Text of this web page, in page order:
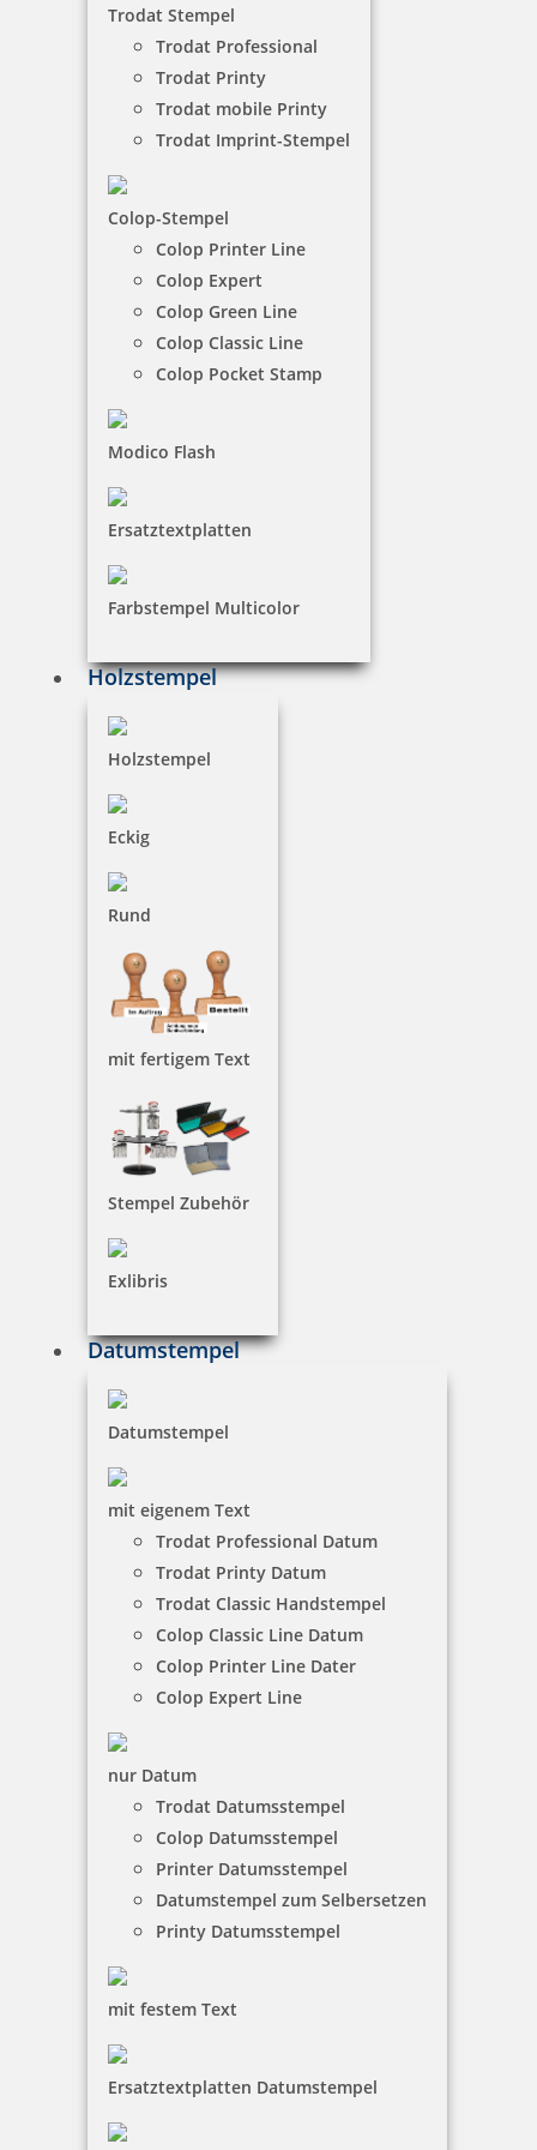
Trodat Stempel
Trodat Professional
Trodat Printy
Trodat mobile Printy
Trodat Imprint-Stempel
Colop-Stempel
Colop Printer Line
Colop Expert
Colop Green Line
Colop Classic Line
Colop Pocket Stamp
Modico Flash
Ersatztextplatten
Farbstempel Multicolor
Holzstempel
Holzstempel
Eckig
Rund
mit fertigem Text
Stempel Zubehör
Exlibris
Datumstempel
Datumstempel
mit eigenem Text
Trodat Professional Datum
Trodat Printy Datum
Trodat Classic Handstempel
Colop Classic Line Datum
Colop Printer Line Dater
Colop Expert Line
nur Datum
Trodat Datumsstempel
Colop Datumsstempel
Printer Datumsstempel
Datumstempel zum Selbersetzen
Printy Datumsstempel
mit festem Text
Ersatztextplatten Datumstempel
Whiteboard-Schwamm
Der magnetische Whitboard-Schwamm von Trodat
ist bestens geeignet für das Büro, Schule und Ihr
Eigenheim. Ob Konferenzräume, Klassenzimmer
oder auch zu Hause – der praktische
Löschschwamm sorgt für fröhliche Farbakzente am
Arbeitsplatz, wie im schulischen und privaten
NACH WUNSCHSTEMPEL FILTERN
€+
4 Artikel in der Kategorie
trodat magnetischer Whiteboard Schwamm blau
2,42 €
0,27 €
trodat magnetischer Whiteboard Schwamm gelb
trodat magnetischer Whiteboard Schwamm grün
2,42 €
0,27 €
trodat magnetischer Whiteboard Schwamm rot